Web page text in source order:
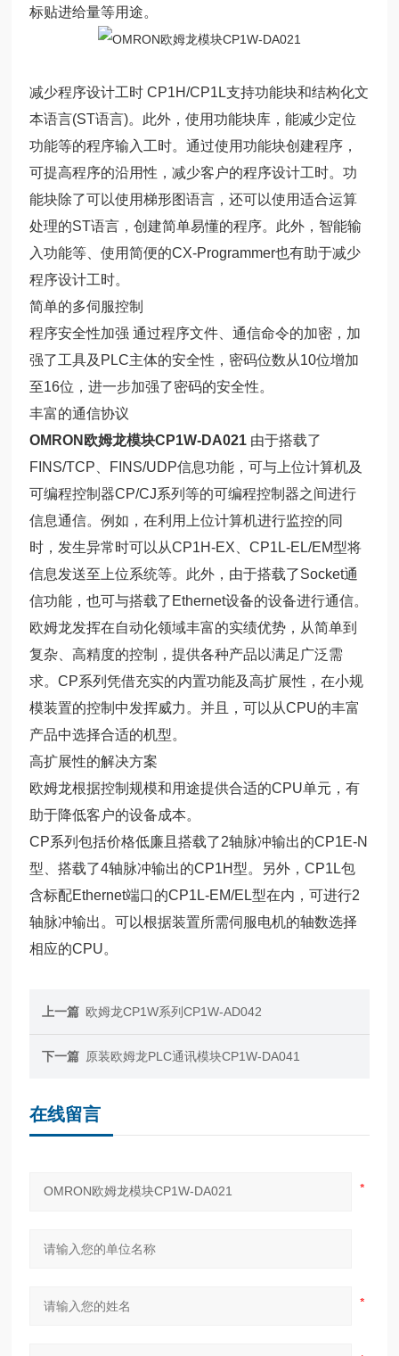
标贴进给量等用途。
减少程序设计工时 CP1H/CP1L支持功能块和结构化文
本语言(ST语言)。此外，使用功能块库，能减少定位
功能等的程序输入工时。通过使用功能块创建程序，
可提高程序的沿用性，减少客户的程序设计工时。功
能块除了可以使用梯形图语言，还可以使用适合运算
处理的ST语言，创建简单易懂的程序。此外，智能输
入功能等、使用简便的CX-Programmer也有助于减少
程序设计工时。
简单的多伺服控制
程序安全性加强 通过程序文件、通信命令的加密，加
强了工具及PLC主体的安全性，密码位数从10位增加
至16位，进一步加强了密码的安全性。
丰富的通信协议
OMRON欧姆龙模块CP1W-DA021 由于搭载了
FINS/TCP、FINS/UDP信息功能，可与上位计算机及
可编程控制器CP/CJ系列等的可编程控制器之间进行
信息通信。例如，在利用上位计算机进行监控的同
时，发生异常时可以从CP1H-EX、CP1L-EL/EM型将
信息发送至上位系统等。此外，由于搭载了Socket通
信功能，也可与搭载了Ethernet设备的设备进行通信。
欧姆龙发挥在自动化领域丰富的实绩优势，从简单到
复杂、高精度的控制，提供各种产品以满足广泛需
求。CP系列凭借充实的内置功能及高扩展性，在小规
模装置的控制中发挥威力。并且，可以从CPU的丰富
产品中选择合适的机型。
高扩展性的解决方案
欧姆龙根据控制规模和用途提供合适的CPU单元，有
助于降低客户的设备成本。
CP系列包括价格低廉且搭载了2轴脉冲输出的CP1E-N
型、搭载了4轴脉冲输出的CP1H型。另外，CP1L包
含标配Ethernet端口的CP1L-EM/EL型在内，可进行2
轴脉冲输出。可以根据装置所需伺服电机的轴数选择
相应的CPU。
上一篇 欧姆龙CP1W系列CP1W-AD042
下一篇 原装欧姆龙PLC通讯模块CP1W-DA041
在线留言